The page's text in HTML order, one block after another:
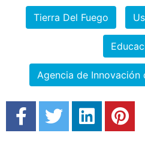
Tierra Del Fuego
Agencia de Innovación